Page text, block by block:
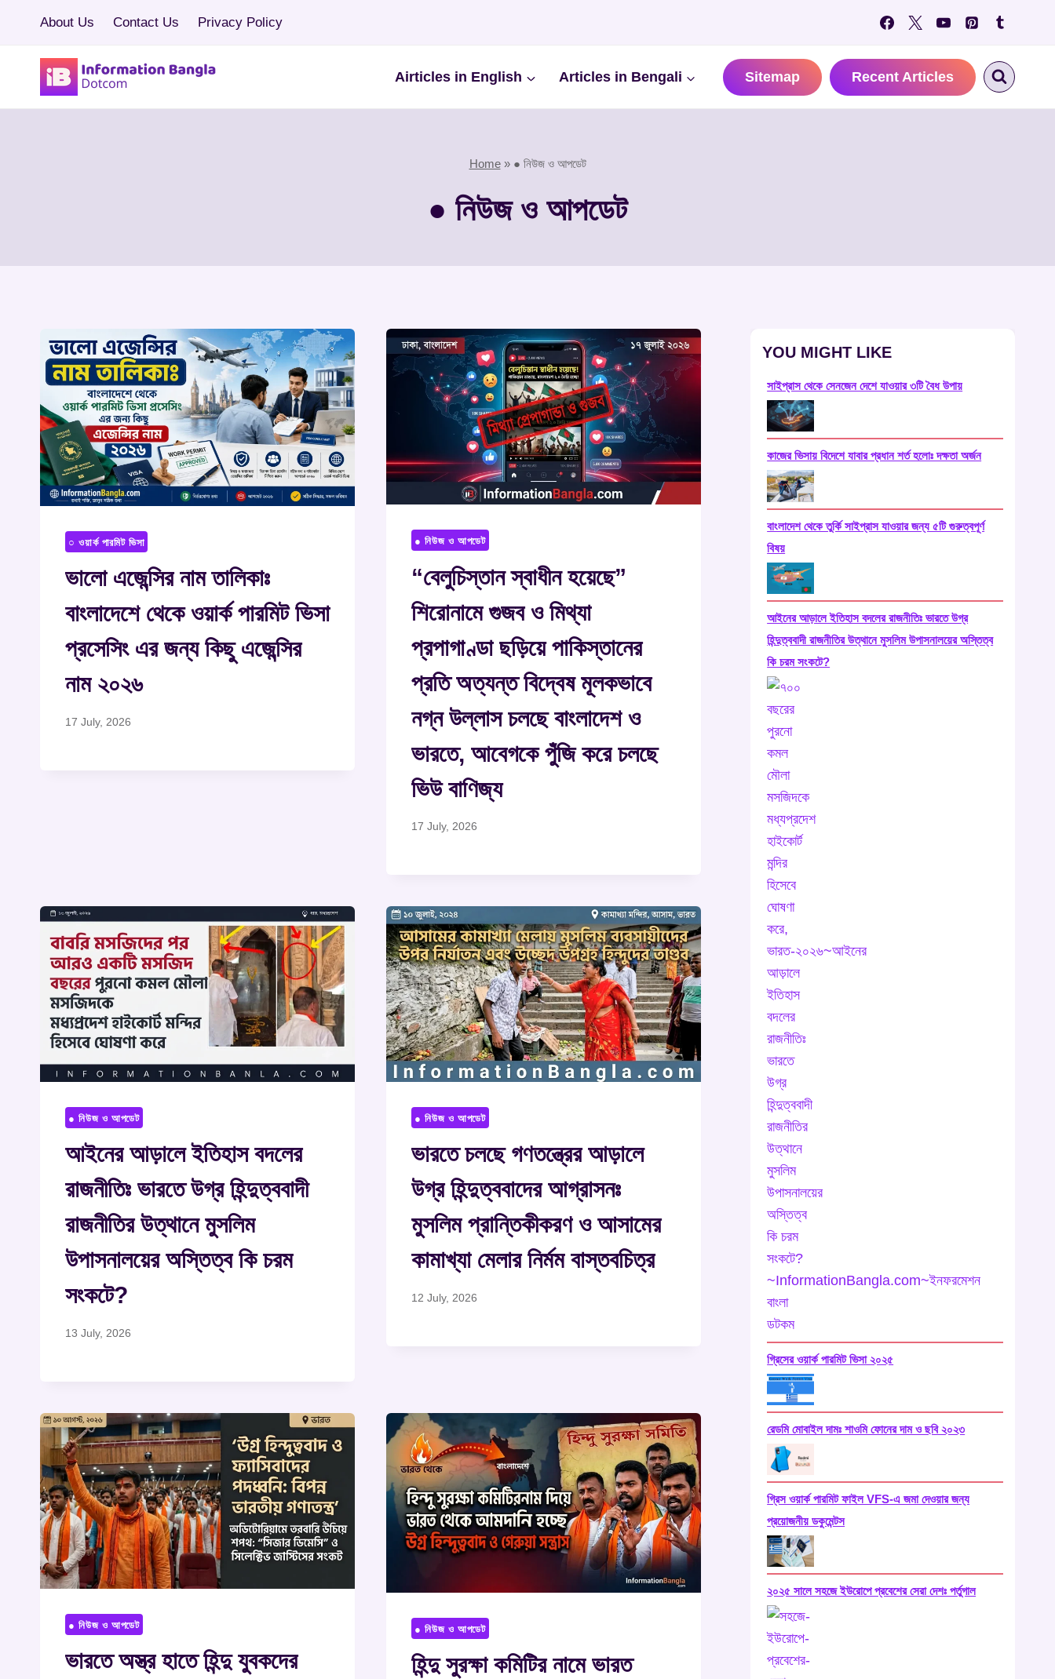
content
About Us Contact Us Privacy Policy
Airticles in English Articles in Bengali Sitemap Recent Articles
Home» ● নিউজ ও আপডেট
● নিউজ ও আপডেট
○ ওয়ার্ক পারমিট ভিসা
ভালো এজেন্সির নাম তালিকাঃ
বাংলাদেশে থেকে ওয়ার্ক পারমিট ভিসা
প্রসেসিং এর জন্য কিছু এজেন্সির
নাম ২০২৬
17 July, 2026
● নিউজ ও আপডেট
“বেলুচিস্তান স্বাধীন হয়েছে”
শিরোনামে গুজব ও মিথ্যা
প্রপাগাণ্ডা ছড়িয়ে পাকিস্তানের
প্রতি অত্যন্ত বিদ্বেষ মূলকভাবে
নগ্ন উল্লাস চলছে বাংলাদেশ ও
ভারতে, আবেগকে পুঁজি করে চলছে
ভিউ বাণিজ্য
17 July, 2026
● নিউজ ও আপডেট
আইনের আড়ালে ইতিহাস বদলের
রাজনীতিঃ ভারতে উগ্র হিন্দুত্ববাদী
রাজনীতির উত্থানে মুসলিম
উপাসনালয়ের অস্তিত্ব কি চরম
সংকটে?
13 July, 2026
● নিউজ ও আপডেট
ভারতে চলছে গণতন্ত্রের আড়ালে
উগ্র হিন্দুত্ববাদের আগ্রাসনঃ
মুসলিম প্রান্তিকীকরণ ও আসামের
কামাখ্যা মেলার নির্মম বাস্তবচিত্র
12 July, 2026
● নিউজ ও আপডেট
ভারতে অস্ত্র হাতে হিন্দু যুবকদের
● নিউজ ও আপডেট
হিন্দু সুরক্ষা কমিটির নামে ভারত
YOU MIGHT LIKE
সাইপ্রাস থেকে সেনজেন দেশে যাওয়ার ৩টি বৈধ উপায়
কাজের ভিসায় বিদেশে যাবার প্রধান শর্ত হলোঃ দক্ষতা অর্জন
বাংলাদেশ থেকে তুর্কি সাইপ্রাস যাওয়ার জন্য ৫টি গুরুত্বপূর্ণ
বিষয়
আইনের আড়ালে ইতিহাস বদলের রাজনীতিঃ ভারতে উগ্র
হিন্দুত্ববাদী রাজনীতির উত্থানে মুসলিম উপাসনালয়ের অস্তিত্ব
কি চরম সংকটে?
গ্রিসের ওয়ার্ক পারমিট ভিসা ২০২৫
রেডমি মোবাইল দামঃ শাওমি ফোনের দাম ও ছবি ২০২৩
গ্রিস ওয়ার্ক পারমিট ফাইল VFS-এ জমা দেওয়ার জন্য
প্রয়োজনীয় ডকুমেন্টস
২০২৫ সালে সহজে ইউরোপে প্রবেশের সেরা দেশঃ পর্তুগাল